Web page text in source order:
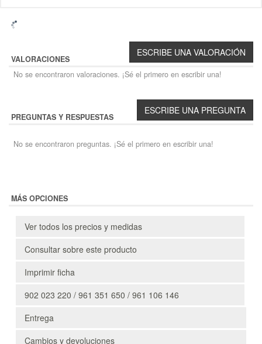
VALORACIONES
No se encontraron valoraciones. ¡Sé el primero en escribir una!
PREGUNTAS Y RESPUESTAS
No se encontraron preguntas. ¡Sé el primero en escribir una!
MÁS OPCIONES
Ver todos los precios y medidas
Consultar sobre este producto
Imprimir ficha
902 023 220 / 961 351 650 / 961 106 146
Entrega
Cambios y devoluciones